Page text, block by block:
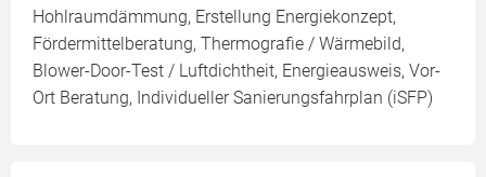
Hohlraumdämmung, Erstellung Energiekonzept,
Fördermittelberatung, Thermografie / Wärmebild,
Blower-Door-Test / Luftdichtheit, Energieausweis, Vor-
Ort Beratung, Individueller Sanierungsfahrplan (iSFP)